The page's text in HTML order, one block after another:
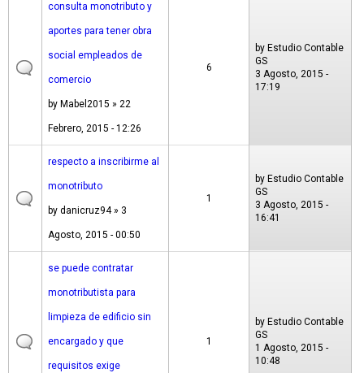
consulta monotributo y
aportes para tener obra
social empleados de
comercio
by Mabel2015 » 22
Febrero, 2015 - 12:26
6
by Estudio Contable
GS
3 Agosto, 2015 -
17:19
respecto a inscribirme al
monotributo
by danicruz94» 3
Agosto, 2015 - 00:50
1
by Estudio Contable
GS
3 Agosto, 2015 -
16:41
se puede contratar
monotributista para
limpieza de edificio sin
encargado y que
requisitos exige
1
by Estudio Contable
GS
1 Agosto, 2015 -
10:48